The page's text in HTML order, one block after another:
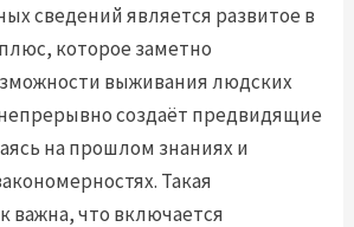
сведений является развитое в
которое заметно
выживания людских
создаёт предвидящие
на прошлом знаниях и
Такая
важна, что включается